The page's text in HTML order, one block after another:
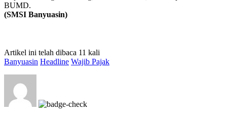
BUMD.
(SMSI Banyuasin)
Artikel ini telah dibaca 11 kali
Banyuasin Headline Wajib Pajak